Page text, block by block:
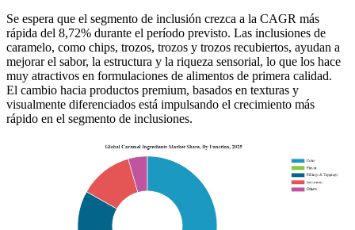
Se espera que el segmento de inclusión crezca a la CAGR más
rápida del 8,72% durante el período previsto. Las inclusiones de
caramelo, como chips, trozos, trozos y trozos recubiertos, ayudan a
mejorar el sabor, la estructura y la riqueza sensorial, lo que los hace
muy atractivos en formulaciones de alimentos de primera calidad.
El cambio hacia productos premium, basados ​​en texturas y
visualmente diferenciados está impulsando el crecimiento más
rápido en el segmento de inclusiones.